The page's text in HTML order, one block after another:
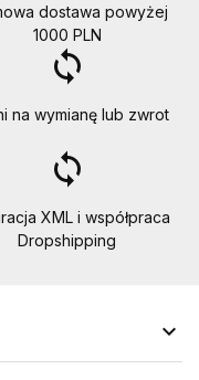
dostawa powyżej
1000 PLN
loop
na wymianę lub zwrot
loop
XML i współpraca
Dropshipping
